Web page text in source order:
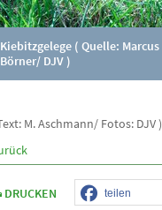
Kiebitzgelege ( Quelle: Marcus
Börner/ DJV )
M. Aschmann/ Fotos: DJV )
DRUCKEN teilen